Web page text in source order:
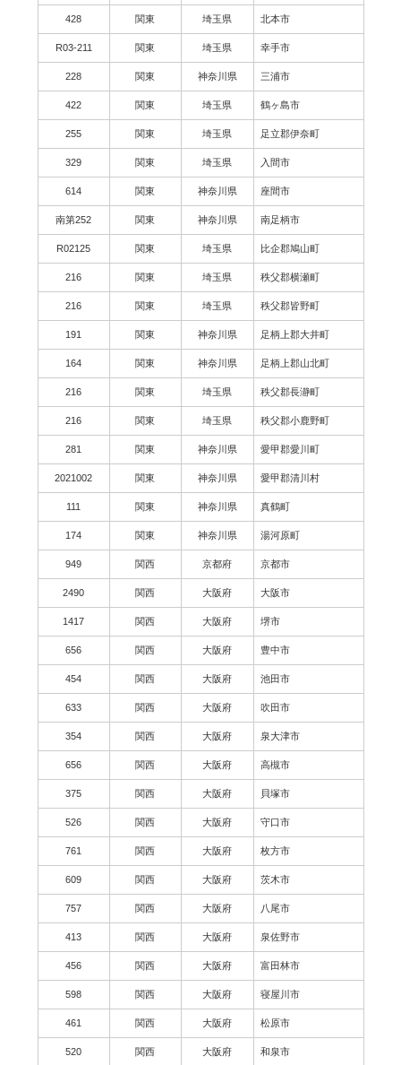
428 関東 埼玉県 北本市
R03-211 関東 埼玉県 幸手市
228 関東 神奈川県 三浦市
422 関東 埼玉県 鶴ヶ島市
255 関東 埼玉県 足立郡伊奈町
329 関東 埼玉県 入間市
614 関東 神奈川県 座間市
南第252 関東 神奈川県 南足柄市
R02125 関東 埼玉県 比企郡鳩山町
216 関東 埼玉県 秩父郡横瀬町
216 関東 埼玉県 秩父郡皆野町
191 関東 神奈川県 足柄上郡大井町
164 関東 神奈川県 足柄上郡山北町
216 関東 埼玉県 秩父郡長瀞町
216 関東 埼玉県 秩父郡小鹿野町
281 関東 神奈川県 愛甲郡愛川町
2021002 関東 神奈川県 愛甲郡清川村
111 関東 神奈川県 真鶴町
174 関東 神奈川県 湯河原町
949 関西 京都府 京都市
2490 関西 大阪府 大阪市
1417 関西 大阪府 堺市
656 関西 大阪府 豊中市
454 関西 大阪府 池田市
633 関西 大阪府 吹田市
354 関西 大阪府 泉大津市
656 関西 大阪府 高槻市
375 関西 大阪府 貝塚市
526 関西 大阪府 守口市
761 関西 大阪府 枚方市
609 関西 大阪府 茨木市
757 関西 大阪府 八尾市
413 関西 大阪府 泉佐野市
456 関西 大阪府 富田林市
598 関西 大阪府 寝屋川市
461 関西 大阪府 松原市
520 関西 大阪府 和泉市